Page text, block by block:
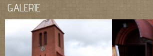
GALERIE